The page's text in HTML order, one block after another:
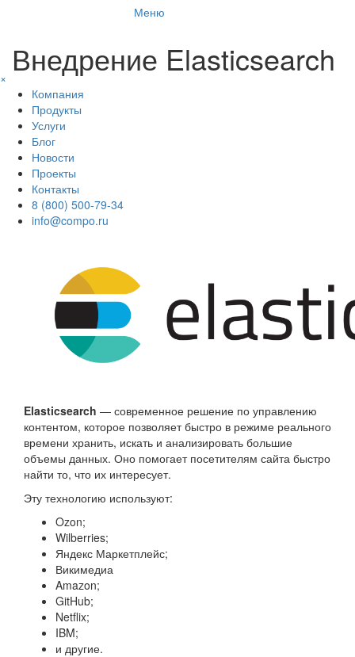
Меню
Внедрение Elasticsearch
×
Компания
Продукты
Услуги
Блог
Новости
Проекты
Контакты
8 (800) 500-79-34
info@compo.ru
Elasticsearch ― современное решение по управлению
контентом, которое позволяет быстро в режиме реального
времени хранить, искать и анализировать большие
объемы данных. Оно помогает посетителям сайта быстро
найти то, что их интересует.
Эту технологию используют:
Ozon;
Wilberries;
Яндекс Маркетплейс;
Викимедиа
Amazon;
GitHub;
Netflix;
IBM;
и другие.